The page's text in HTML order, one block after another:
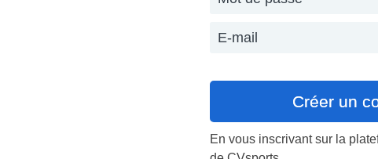
En vous inscrivant sur la